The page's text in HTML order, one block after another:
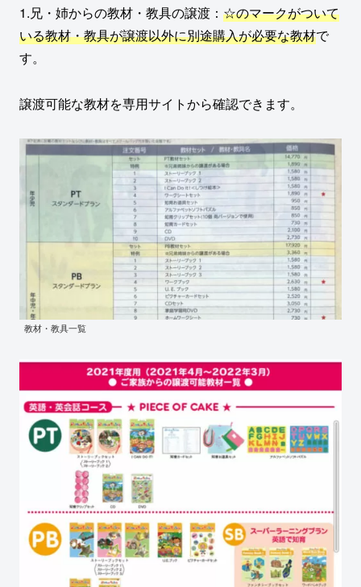
1.兄・姉からの教材・教具の譲渡： ☆のマークがついて
いる教材・教具が譲渡以外に別途購入が必要な教材で
す。
譲渡可能な教材を専用サイトから確認できます。
教材・教具一覧